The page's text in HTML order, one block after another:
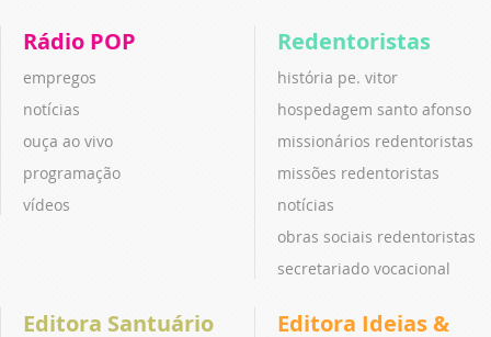
Rádio POP
empregos
notícias
ouça ao vivo
programação
vídeos
Redentoristas
história pe. vitor
hospedagem santo afonso
missionários redentoristas
missões redentoristas
notícias
obras sociais redentoristas
secretariado vocacional
Editora Santuário
Editora Ideias &